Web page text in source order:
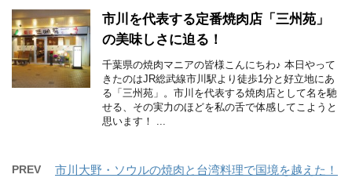
市川を代表する定番焼肉店「三州苑」
の美味しさに迫る！
千葉県の焼肉マニアの皆様こんにちわ♪ 本日やって
きたのはJR総武線市川駅より徒歩1分と好立地にあ
る「三州苑」。市川を代表する焼肉店として名を馳
せる、その実力のほどを私の舌で体感してこようと
思います！ ...
PREV 市川大野・ソウルの焼肉と台湾料理で国境を越えた！